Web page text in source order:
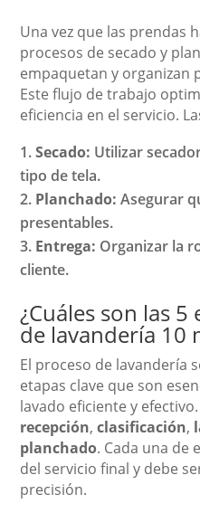
Una vez que las prendas
procesos de secado y
empaquetan y organizan
Este flujo de trabajo
eficiencia en el servicio.
Secado: Utilizar
tipo de tela.
Planchado: Asegurar
presentables.
Entrega: Organizar la
cliente.
¿Cuáles son las
de lavandería 10
El proceso de lavandería
etapas clave que son
lavado eficiente y
recepción,clasificación,
planchado. Cada una de
del servicio final y debe
precisión.